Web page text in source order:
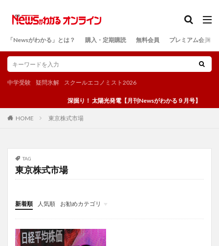
「Newsがわかる」とは？ 購入・定期購読 無料会員 プレミアム会員
中学受験 疑問氷解 スクールエコノミスト2026
深掘り！ 太陽光発電【月刊Newsがわかる９月号】
HOME 東京株式市場
TAG
東京株式市場
新着順 人気順
お勧めカテゴリ
投稿
学び
マンガ
電子書籍
検索